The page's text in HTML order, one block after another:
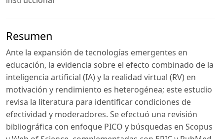
Resumen
Ante la expansión de tecnologías emergentes en
educación, la evidencia sobre el efecto combinado de la
inteligencia artificial (IA) y la realidad virtual (RV) en
motivación y rendimiento es heterogénea; este estudio
revisa la literatura para identificar condiciones de
efectividad y moderadores. Se efectuó una revisión
bibliográfica con enfoque PICO y búsquedas en Scopus